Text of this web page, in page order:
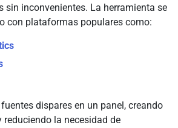
sin inconvenientes. La herramienta se
con plataformas populares como:
dispares en un panel, creando
la necesidad de